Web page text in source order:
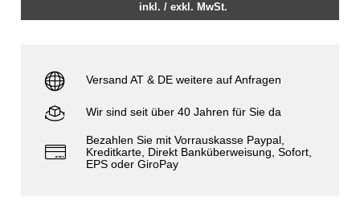
inkl. / exkl. MwSt.
Versand AT & DE weitere auf Anfragen
Wir sind seit über 40 Jahren für Sie da
Bezahlen Sie mit Vorrauskasse Paypal,
Kreditkarte, Direkt Banküberweisung, Sofort,
EPS oder GiroPay